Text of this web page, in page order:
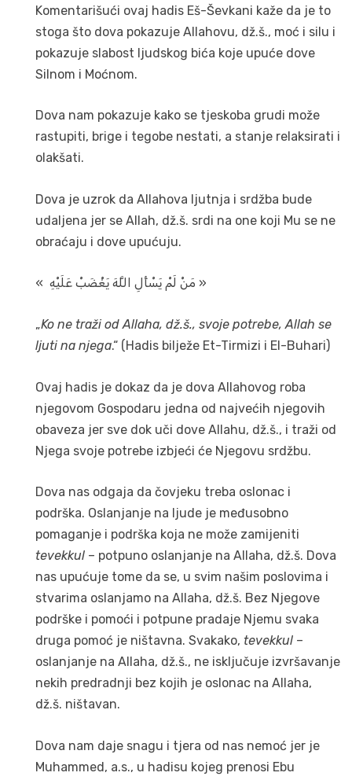
Komentarišući ovaj hadis Eš-Ševkani kaže da je to
stoga što dova pokazuje Allahovu, dž.š., moć i silu i
pokazuje slabost ljudskog bića koje upuće dove
Silnom i Moćnom.
Dova nam pokazuje kako se tjeskoba grudi može
rastupiti, brige i tegobe nestati, a stanje relaksirati i
olakšati.
Dova je uzrok da Allahova ljutnja i srdžba bude
udaljena jer se Allah, dž.š. srdi na one koji Mu se ne
obraćaju i dove upućuju.
« مَنْ لَمْ يَسْأَلِ اللَّهَ يَغْضَبْ عَلَيْهِ ‏ »
„Ko ne traži od Allaha, dž.š., svoje potrebe, Allah se
ljuti na njega.“ (Hadis bilježe Et-Tirmizi i El-Buhari)
Ovaj hadis je dokaz da je dova Allahovog roba
njegovom Gospodaru jedna od najvećih njegovih
obaveza jer sve dok uči dove Allahu, dž.š., i traži od
Njega svoje potrebe izbjeći će Njegovu srdžbu.
Dova nas odgaja da čovjeku treba oslonac i
podrška. Oslanjanje na ljude je međusobno
pomaganje i podrška koja ne može zamijeniti
tevekkul – potpuno oslanjanje na Allaha, dž.š. Dova
nas upućuje tome da se, u svim našim poslovima i
stvarima oslanjamo na Allaha, dž.š. Bez Njegove
podrške i pomoći i potpune pradaje Njemu svaka
druga pomoć je ništavna. Svakako, tevekkul –
oslanjanje na Allaha, dž.š., ne isključuje izvršavanje
nekih predradnji bez kojih je oslonac na Allaha,
dž.š. ništavan.
Dova nam daje snagu i tjera od nas nemoć jer je
Muhammed, a.s., u hadisu kojeg prenosi Ebu